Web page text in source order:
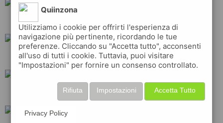
tamoil
repsol erg api
ip total
Quiinzona
Utilizziamo i cookie per offrirti l'esperienza di
navigazione più pertinente, ricordando le tue
preferenze. Cliccando su "Accetta tutto", acconsenti
all'uso di tutti i cookie. Tuttavia, puoi visitare
"Impostazioni" per fornire un consenso controllato.
Accetta Tutto
Impostazioni
Rifiuta
Privacy Policy